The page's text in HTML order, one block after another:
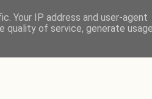
Your IP address and user-agent
quality of service, generate usage